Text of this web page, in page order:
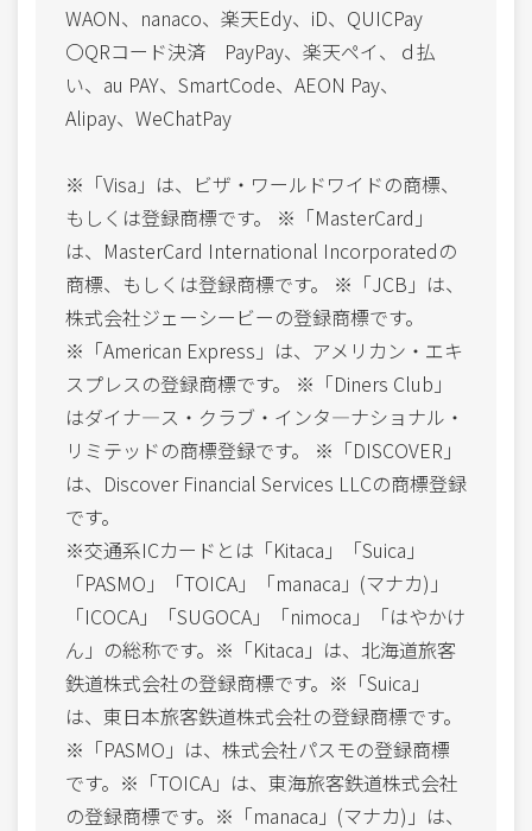
WAON、nanaco、楽天Edy、iD、QUICPay
〇QRコード決済 PayPay、楽天ペイ、ｄ払
い、au PAY、SmartCode、AEON Pay、
Alipay、WeChatPay
※「Visa」は、ビザ・ワールドワイドの商標、
もしくは登録商標です。 ※「MasterCard」
は、MasterCard International Incorporatedの
商標、もしくは登録商標です。 ※「JCB」は、
株式会社ジェーシービーの登録商標です。
※「American Express」は、アメリカン・エキ
スプレスの登録商標です。 ※「Diners Club」
はダイナ―ス・クラブ・インタ―ナショナル・
リミテッドの商標登録です。 ※「DISCOVER」
は、Discover Financial Services LLCの商標登録
です。
※交通系ICカードとは「Kitaca」「Suica」
「PASMO」「TOICA」「manaca」(マナカ)」
「ICOCA」「SUGOCA」「nimoca」「はやかけ
ん」の総称です。※「Kitaca」は、北海道旅客
鉄道株式会社の登録商標です。※「Suica」
は、東日本旅客鉄道株式会社の登録商標です。
※「PASMO」は、株式会社パスモの登録商標
です。※「TOICA」は、東海旅客鉄道株式会社
の登録商標です。※「manaca」(マナカ)」は、